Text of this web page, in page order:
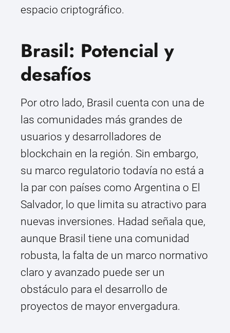
espacio criptográfico.
Brasil: Potencial y
desafíos
Por otro lado, Brasil cuenta con una de
las comunidades más grandes de
usuarios y desarrolladores de
blockchain en la región. Sin embargo,
su marco regulatorio todavía no está a
la par con países como Argentina o El
Salvador, lo que limita su atractivo para
nuevas inversiones. Hadad señala que,
aunque Brasil tiene una comunidad
robusta, la falta de un marco normativo
claro y avanzado puede ser un
obstáculo para el desarrollo de
proyectos de mayor envergadura.